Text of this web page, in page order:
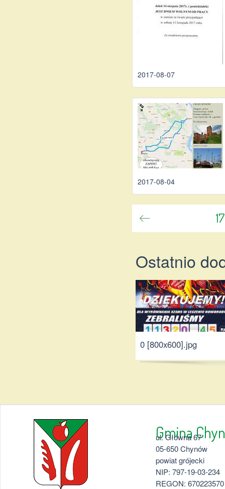
2017-08-07
2017-08-04
Ostatnio
0 [800x600].jpg
Gmina
ul. Główna 67
05-650 Chynów
powiat grójecki
NIP: 797-19-03-234
REGON: 670223570